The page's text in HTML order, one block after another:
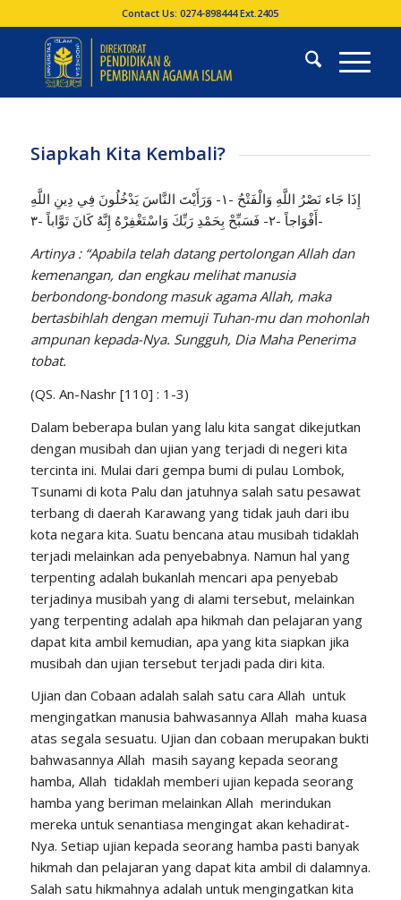
Contact Us: 0274-898444 Ext.2405
Siapkah Kita Kembali?
إِذَا جَاء نَصْرُ اللَّهِ وَالْفَتْحُ -١- وَرَأَيْتَ النَّاسَ يَدْخُلُونَ فِي دِينِ اللَّهِ
أَفْوَاجاً -٢- فَسَبِّحْ بِحَمْدِ رَبِّكَ وَاسْتَغْفِرْهُ إِنَّهُ كَانَ تَوَّاباً -٣-
Artinya : “Apabila telah datang pertolongan Allah dan
kemenangan, dan engkau melihat manusia
berbondong-bondong masuk agama Allah, maka
bertasbihlah dengan memuji Tuhan-mu dan mohonlah
ampunan kepada-Nya. Sungguh, Dia Maha Penerima
tobat.
(QS. An-Nashr [110] : 1-3)
Dalam beberapa bulan yang lalu kita sangat dikejutkan
dengan musibah dan ujian yang terjadi di negeri kita
tercinta ini. Mulai dari gempa bumi di pulau Lombok,
Tsunami di kota Palu dan jatuhnya salah satu pesawat
terbang di daerah Karawang yang tidak jauh dari ibu
kota negara kita. Suatu bencana atau musibah tidaklah
terjadi melainkan ada penyebabnya. Namun hal yang
terpenting adalah bukanlah mencari apa penyebab
terjadinya musibah yang di alami tersebut, melainkan
yang terpenting adalah apa hikmah dan pelajaran yang
dapat kita ambil kemudian, apa yang kita siapkan jika
musibah dan ujian tersebut terjadi pada diri kita.
Ujian dan Cobaan adalah salah satu cara Allah untuk
mengingatkan manusia bahwasannya Allah maha kuasa
atas segala sesuatu. Ujian dan cobaan merupakan bukti
bahwasannya Allah masih sayang kepada seorang
hamba, Allah tidaklah memberi ujian kepada seorang
hamba yang beriman melainkan Allah merindukan
mereka untuk senantiasa mengingat akan kehadirat-
Nya. Setiap ujian kepada seorang hamba pasti banyak
hikmah dan pelajaran yang dapat kita ambil di dalamnya.
Salah satu hikmahnya adalah untuk mengingatkan kita